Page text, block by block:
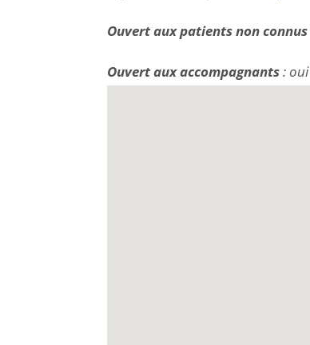
Ouvert aux patients non connus
Ouvert aux accompagnants: oui